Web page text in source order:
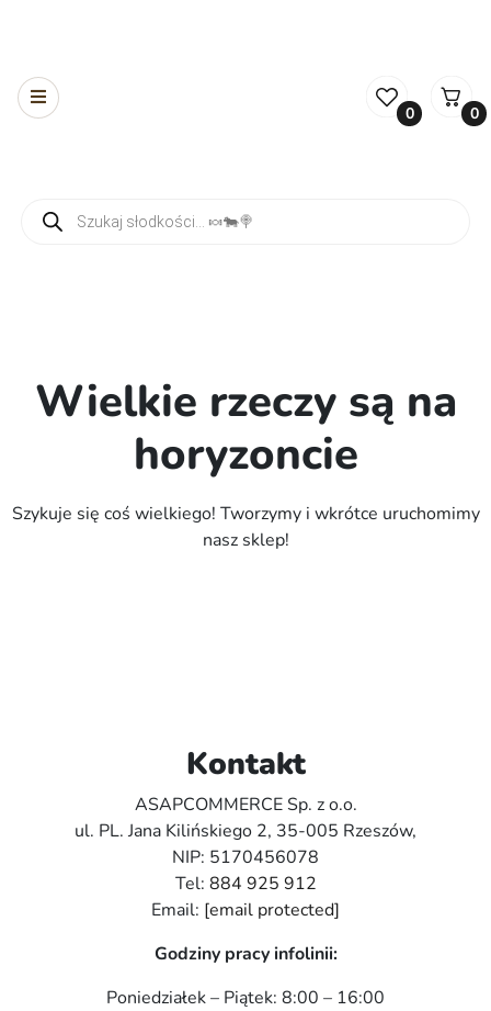
0 0
Wielkie rzeczy są na
horyzoncie
Szykuje się coś wielkiego! Tworzymy i wkrótce uruchomimy
nasz sklep!
Kontakt
ASAPCOMMERCE Sp. z o.o.
ul. PL. Jana Kilińskiego 2, 35-005 Rzeszów,
NIP: 5170456078
Tel: 884 925 912
Email: [email protected]
Godziny pracy infolinii:
Poniedziałek – Piątek: 8:00 – 16:00